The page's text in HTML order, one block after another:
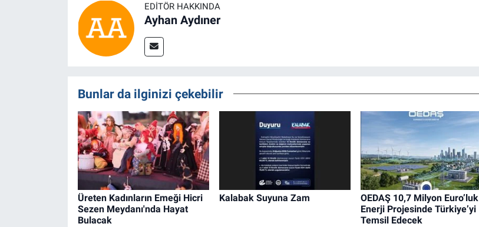
EDITÖR HAKKINDA
Ayhan Aydıner
Bunlar da ilginizi çekebilir
Üreten Kadınların Emeği Hicri
Sezen Meydanı'nda Hayat
Bulacak
Kalabak Suyuna Zam
OEDAŞ 10,7 Milyon Euro’luk
Enerji Projesinde Türkiye’yi
Temsil Edecek